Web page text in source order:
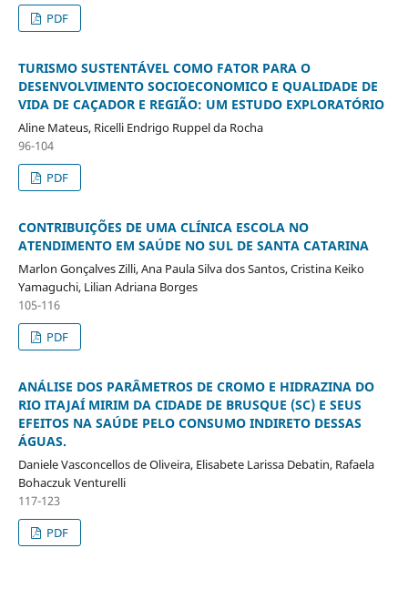
PDF
TURISMO SUSTENTÁVEL COMO FATOR PARA O
DESENVOLVIMENTO SOCIOECONOMICO E QUALIDADE DE
VIDA DE CAÇADOR E REGIÃO: UM ESTUDO EXPLORATÓRIO
Aline Mateus, Ricelli Endrigo Ruppel da Rocha
96-104
PDF
CONTRIBUIÇÕES DE UMA CLÍNICA ESCOLA NO
ATENDIMENTO EM SAÚDE NO SUL DE SANTA CATARINA
Marlon Gonçalves Zilli, Ana Paula Silva dos Santos, Cristina Keiko
Yamaguchi, Lilian Adriana Borges
105-116
PDF
ANÁLISE DOS PARÂMETROS DE CROMO E HIDRAZINA DO
RIO ITAJAÍ MIRIM DA CIDADE DE BRUSQUE (SC) E SEUS
EFEITOS NA SAÚDE PELO CONSUMO INDIRETO DESSAS
ÁGUAS.
Daniele Vasconcellos de Oliveira, Elisabete Larissa Debatin, Rafaela
Bohaczuk Venturelli
117-123
PDF